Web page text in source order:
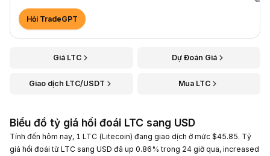
Hỏi TradeGPT
Giá LTC Dự Đoán Giá
Giao dịch LTC/USDT Mua LTC
Biểu đồ tỷ giá hối đoái LTC sang USD
Tính đến hôm nay, 1 LTC (Litecoin) đang giao dịch ở mức $45.85. Tỷ
giá hối đoái từ LTC sang USD đã up 0.86% trong 24 giờ qua, increased